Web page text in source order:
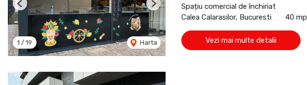
1 / 19 Harta
Previous Next
Spațiu comercial de închiriat
Calea Calarasilor, Bucuresti
40 mp
Vezi mai multe detalii